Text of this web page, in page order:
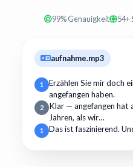
99% Genauigkeit 54+
aufnahme.mp3
1
Erzählen Sie mir doch
angefangen haben.
2
Klar — angefangen hat
Jahren, als wir…
1 Das ist faszinierend.